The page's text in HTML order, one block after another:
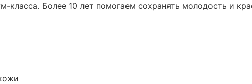
класса. Более 10 лет помогаем сохранять молодость и